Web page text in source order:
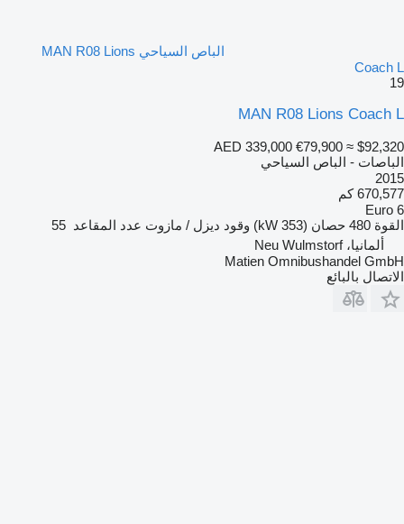
الباص السياحي MAN R08 Lions
Coach L
19
MAN R08 Lions Coach L
AED 339,000 €79,900 ≈ $92,320
الباصات - الباص السياحي
2015
670,577 كم
Euro 6
القوة 480 حصان (353 kW) وقود ديزل / مازوت عدد المقاعد 55
ألمانيا، Neu Wulmstorf
Matien Omnibushandel GmbH
الاتصال بالبائع